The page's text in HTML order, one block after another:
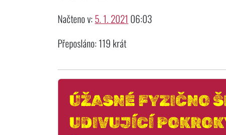
Načteno v: 5. 1. 2021 06:03
Přeposláno: 119 krát
ÚŽASNÉ FYZIČNO
UDIVUJÍCÍ